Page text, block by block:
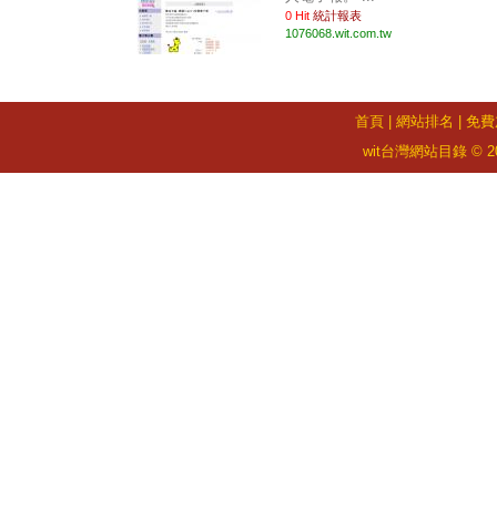
0 Hit 統計報表
1076068.wit.com.tw
首頁| 網站排名
免
wit台灣網站目錄 ©